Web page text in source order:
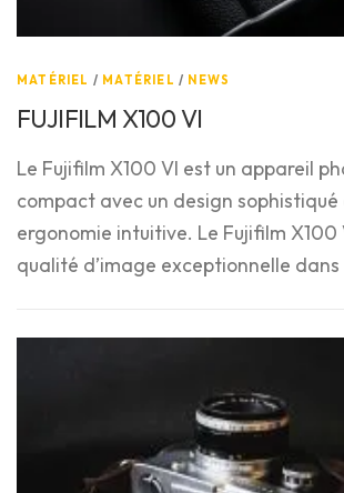
MATÉRIEL / MATÉRIEL / NEWS
FUJIFILM X100 VI
Le Fujifilm X100 VI est un appareil
compact avec un design sophistiqué
ergonomie intuitive. Le Fujifilm X100
qualité d’image exceptionnelle